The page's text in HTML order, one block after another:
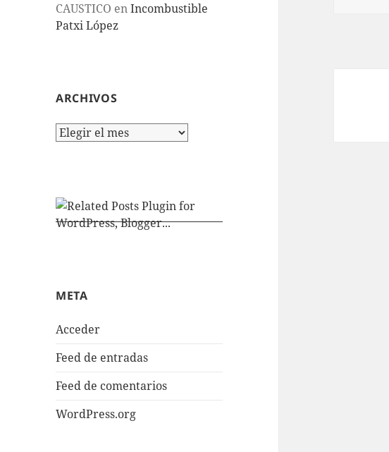
CAUSTICO enIncombustible
Patxi López
ARCHIVOS
Archivos
META
Acceder
Feed de entradas
Feed de comentarios
WordPress.org